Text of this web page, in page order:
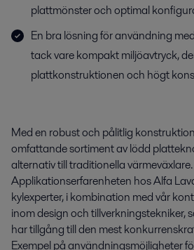
plattmönster och optimal
En bra lösning för användning
tack vare kompakt miljöavtryck,
plattkonstruktionen och högt
Med en robust och pålitlig
omfattande sortiment av lödd
alternativ till traditionella värmeväxlare.
Applikationserfarenheten hos Alfa
kylexperter, i kombination med vår
inom design och tillverkningstekniker,
har tillgång till den mest
Exempel på användningsmöjligheter